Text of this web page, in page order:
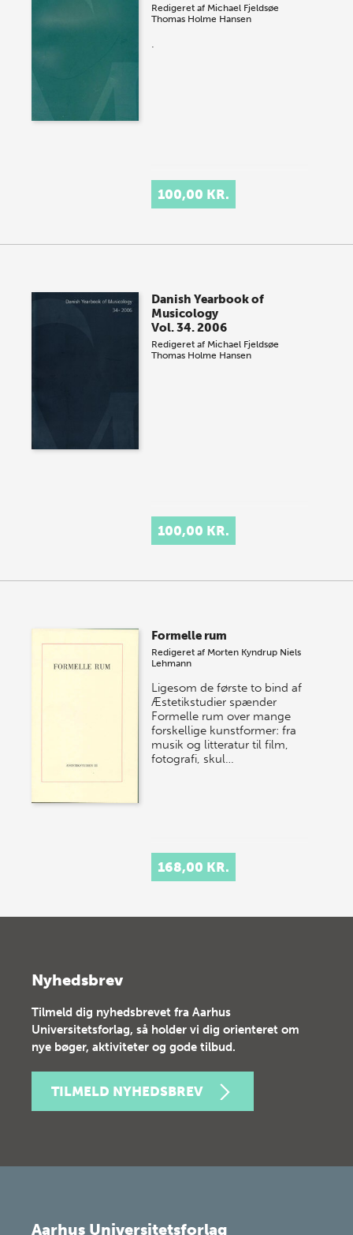
Redigeret af Michael Fjeldsøe
Thomas Holme Hansen
.
100,00 KR.
Danish Yearbook of
Musicology
Vol. 34. 2006
Redigeret af Michael Fjeldsøe
Thomas Holme Hansen
100,00 KR.
Formelle rum
Redigeret af Morten Kyndrup Niels
Lehmann
Ligesom de første to bind af
Æstetikstudier spænder
Formelle rum over mange
forskellige kunstformer: fra
musik og litteratur til film,
fotografi, skul…
168,00 KR.
Nyhedsbrev
Tilmeld dig nyhedsbrevet fra Aarhus
Universitetsforlag, så holder vi dig orienteret om
nye bøger, aktiviteter og gode tilbud.
TILMELD NYHEDSBREV
Aarhus Universitetsforlag